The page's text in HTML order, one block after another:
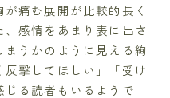
痛む展開が比較的長く
感情をあまり表に出さ
うかのように見える絢
撃してほしい」「受け
る読者もいるようで